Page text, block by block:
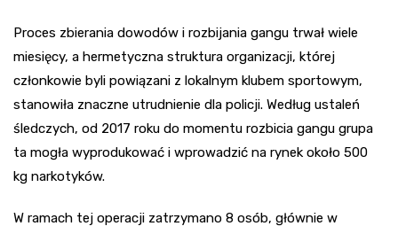
Proces zbierania dowodów i rozbijania gangu trwał wiele
miesięcy, a hermetyczna struktura organizacji, której
członkowie byli powiązani z lokalnym klubem sportowym,
stanowiła znaczne utrudnienie dla policji. Według ustaleń
śledczych, od 2017 roku do momentu rozbicia gangu grupa
ta mogła wyprodukować i wprowadzić na rynek około 500
kg narkotyków.
W ramach tej operacji zatrzymano 8 osób, głównie w